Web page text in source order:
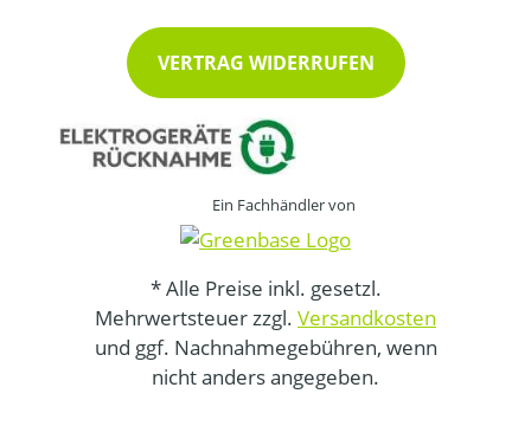
VERTRAG WIDERRUFEN
Ein Fachhändler von
* Alle Preise inkl. gesetzl.
Mehrwertsteuer zzgl. Versandkosten
und ggf. Nachnahmegebühren, wenn
nicht anders angegeben.